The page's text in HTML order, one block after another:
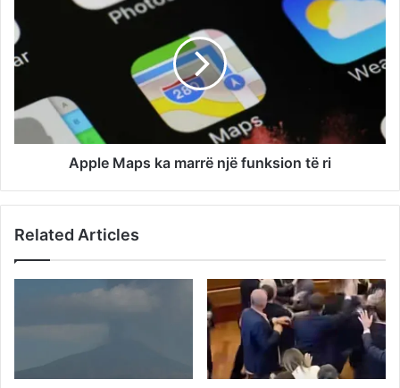
Apple Maps ka marrë një funksion të ri
Related Articles